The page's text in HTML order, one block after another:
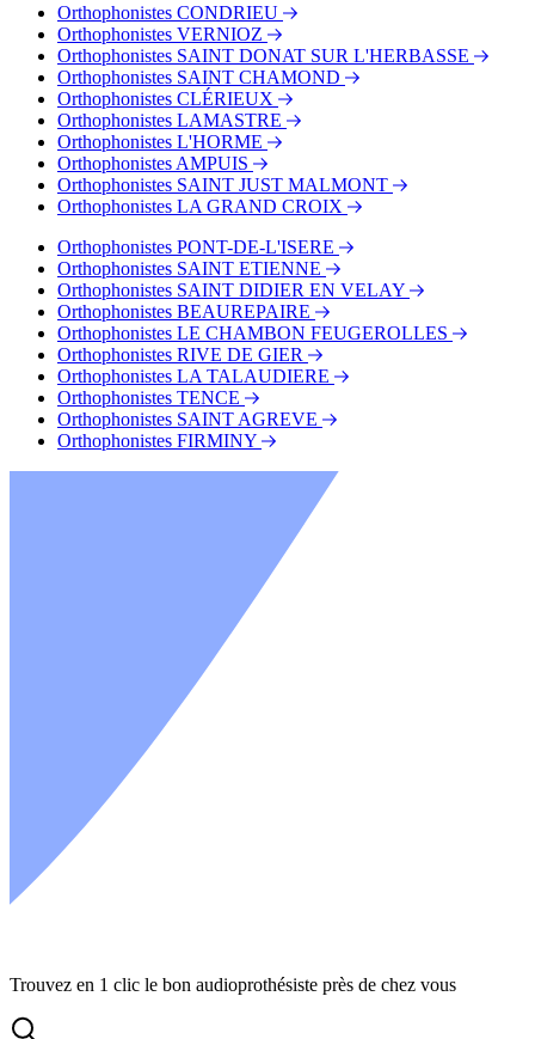
Orthophonistes CONDRIEU
Orthophonistes VERNIOZ
Orthophonistes SAINT DONAT SUR L'HERBASSE
Orthophonistes SAINT CHAMOND
Orthophonistes CLÉRIEUX
Orthophonistes LAMASTRE
Orthophonistes L'HORME
Orthophonistes AMPUIS
Orthophonistes SAINT JUST MALMONT
Orthophonistes LA GRAND CROIX
Orthophonistes PONT-DE-L'ISERE
Orthophonistes SAINT ETIENNE
Orthophonistes SAINT DIDIER EN VELAY
Orthophonistes BEAUREPAIRE
Orthophonistes LE CHAMBON FEUGEROLLES
Orthophonistes RIVE DE GIER
Orthophonistes LA TALAUDIERE
Orthophonistes TENCE
Orthophonistes SAINT AGREVE
Orthophonistes FIRMINY
Trouvez en 1 clic le bon audioprothésiste près de chez vous